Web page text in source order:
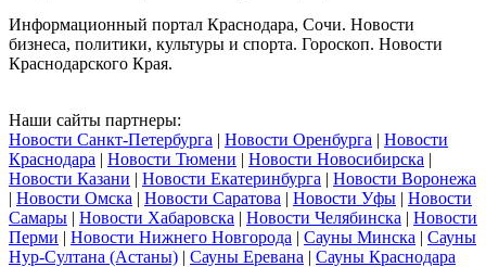
Информационный портал Краснодара, Сочи. Новости
бизнеса, политики, культуры и спорта. Гороскоп. Новости
Краснодарского Края.
Наши сайты партнеры:
Новости Санкт-Петербурга | Новости Оренбурга | Новости
Краснодара | Новости Тюмени | Новости Новосибирска |
Новости Казани | Новости Екатеринбурга | Новости Воронежа
| Новости Омска | Новости Саратова | Новости Уфы | Новости
Самары | Новости Хабаровска | Новости Челябинска | Новости
Перми | Новости Нижнего Новгорода | Сауны Минска | Сауны
Нур-Султана (Астаны) | Сауны Еревана | Сауны Краснодара